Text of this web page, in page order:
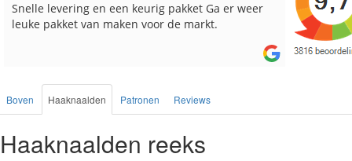
Reeds meerdere keren breigaren en breinaalden
besteld, altijd heel tevreden over de service.
Snelle
Boven Haaknaalden Patronen Reviews
Haaknaalden reeks